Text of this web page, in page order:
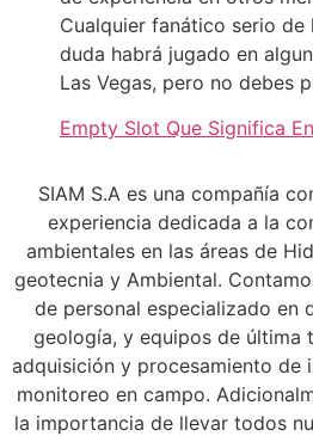
Cualquier fanático serio de
duda habrá jugado en
Las Vegas, pero no debes
Empty Slot Que Significa
SIAM S.A es una compañía
experiencia dedicada a la
ambientales en las áreas de
geotecnia y Ambiental.
de personal especializado en
geología, y equipos de última
adquisición y procesamiento de
monitoreo en campo.
la importancia de llevar todos